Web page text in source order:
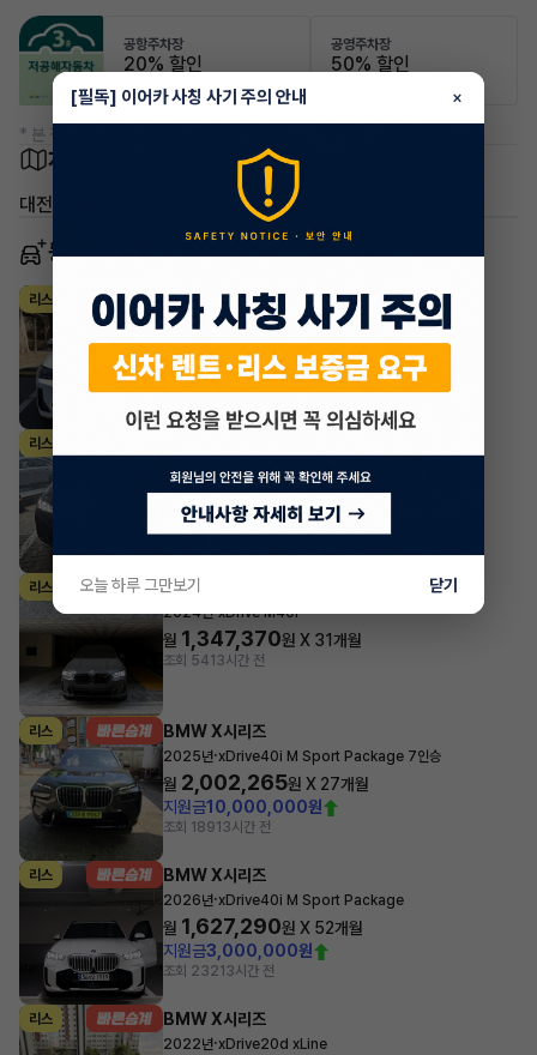
공항주차장
20% 할인
공영주차장
50% 할인
* 본 정보는 지자체마다 다를 수 있으니 실제 정보와 확인해 주세요.
차량 위치
대전 유성구 학하동
동일 차종 이어카
리스 BMW X시리즈
2024년 ·xDrive20i M Sport Pro
월979,200원 X29 개월
지원금7,660,000원
조회 2,9521시간 전
리스
2024년· xDrive40i M Sport Package
월1,713,990원 X29개월
지원금10,000,000원
조회 1,8265시간 전
리스 BMW X시리즈
2024년·xDrive M40i
월 1,347,370원 X 31 개월
조회 5413시간 전
리스 BMW X시리즈
2025년·xDrive40i M Sport Package 7인승
월 2,002,265원 X 27개월
지원금10,000,000원
조회 18913시간 전
리스 BMW X시리즈
2026년·xDrive40i M Sport Package
월 1,627,290원 X 52개월
지원금3,000,000원
조회 23213시간 전
리스 BMW X시리즈
2022년·xDrive20d xLine
[필독] 이어카 사칭 사기 주의 안내 ×
오늘 하루 그만보기 닫기